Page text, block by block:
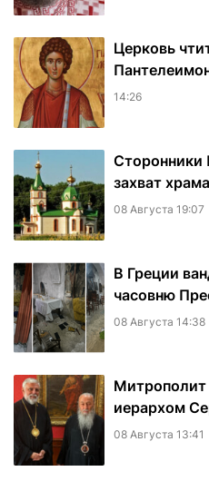
Церковь
14:26
Сторонники
захват
08 Августа 19:07
В Греции
часовню
08 Августа 14:38
Митрополит
иерархом
08 Августа 13:41